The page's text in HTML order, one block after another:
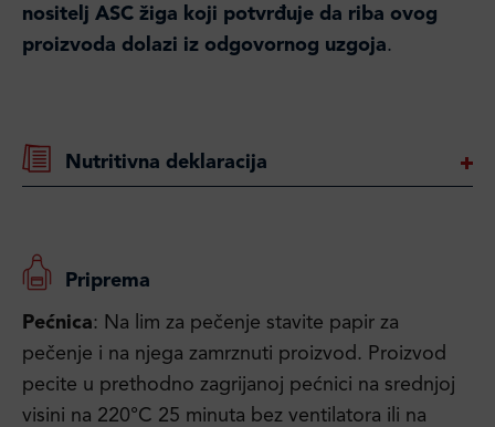
nositelj ASC žiga koji potvrđuje da riba ovog
proizvoda dolazi iz odgovornog uzgoja.
Nutritivna deklaracija
Priprema
Pećnica: Na lim za pečenje stavite papir za
pečenje i na njega zamrznuti proizvod. Proizvod
pecite u prethodno zagrijanoj pećnici na srednjoj
visini na 220°C 25 minuta bez ventilatora ili na